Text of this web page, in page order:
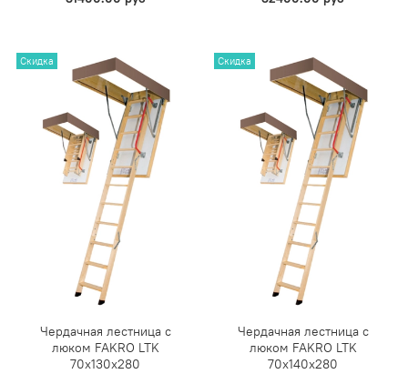
Скидка
Чердачная лестница с
люком FAKRO LTK
70х130х280
Скидка
Чердачная лестница с
люком FAKRO LTK
70х140х280